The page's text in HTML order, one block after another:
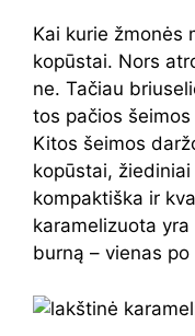
Kai kurie žmonės
kopūstai. Nors
ne. Tačiau
tos pačios
Kitos šeimos
kopūstai,
kompaktiška ir
karamelizuota
burną – vienas po